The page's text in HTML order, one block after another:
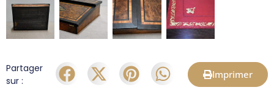
Partager
sur :
Imprimer